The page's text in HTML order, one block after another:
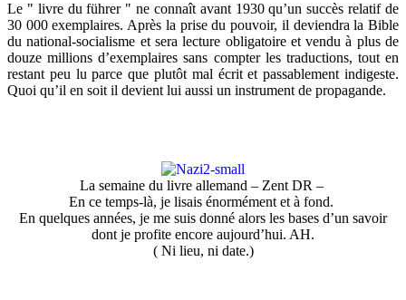
Le " livre du führer " ne connaît avant 1930 qu’un succès relatif de
30 000 exemplaires. Après la prise du pouvoir, il deviendra la Bible
du national-socialisme et sera lecture obligatoire et vendu à plus de
douze millions d’exemplaires sans compter les traductions, tout en
restant peu lu parce que plutôt mal écrit et passablement indigeste.
Quoi qu’il en soit il devient lui aussi un instrument de propagande.
La semaine du livre allemand – Zent DR –
En ce temps-là, je lisais énormément et à fond.
En quelques années, je me suis donné alors les bases d’un savoir
dont je profite encore aujourd’hui. AH.
( Ni lieu, ni date.)